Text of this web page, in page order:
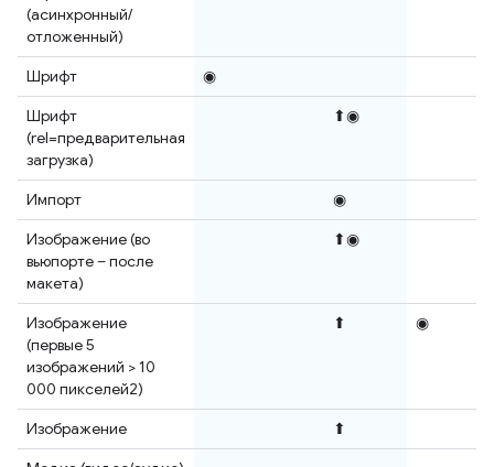
(асинхронный/
отложенный)
Шрифт
◉
Шрифт
(rel=предварительная
загрузка)
⬆◉
Импорт
◉
Изображение (во
вьюпорте – после
макета)
⬆◉
Изображение
(первые 5
изображений > 10
000 пикселей2)
⬆ ◉
Изображение
⬆